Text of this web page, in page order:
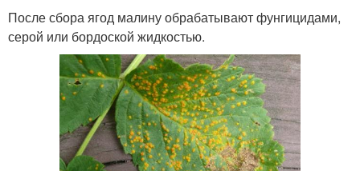
После сбора ягод малину обрабатывают фунгицидами,
серой или бордоской жидкостью.